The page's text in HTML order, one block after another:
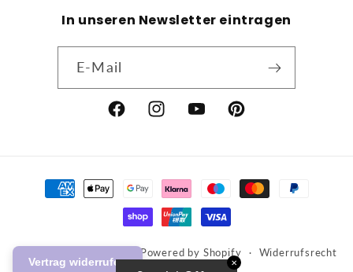
In unseren Newsletter eintragen
E-Mail
FacebookInstagramYouTubePinterest
Zahlungsmethoden
Powered by Shopify Widerrufsrecht
✕
Vertrag widerrufen